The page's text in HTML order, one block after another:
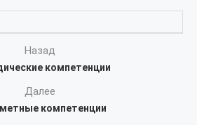
Назад
компетенции
Далее
компетенции